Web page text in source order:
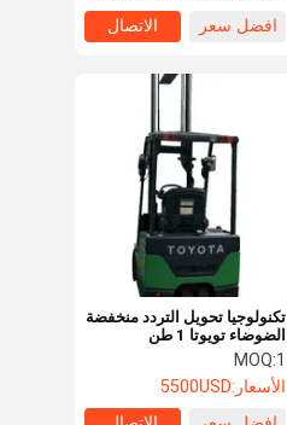
افضل سعر
الاتصال
تكنولوجيا تحويل التردد منخفضة
الضوضاء تويوتا 1 طن
المستخدمة الشوكلات
الكهربائية 3m ارتفاع الرفع
MOQ:1
الأسعار:5500USD